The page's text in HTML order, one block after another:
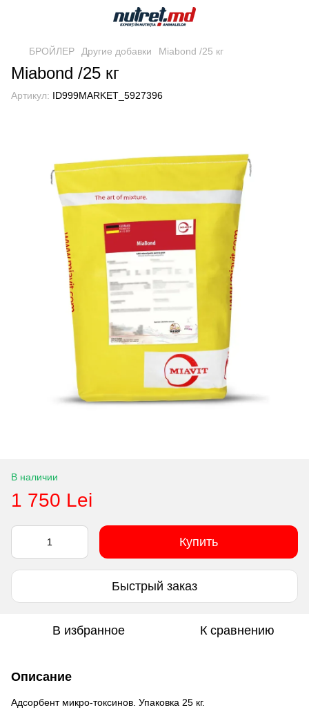
БРОЙЛЕР Другие добавки Miabond /25 кг
Miabond /25 кг
Артикул: ID999MARKET_5927396
В наличии
1 750 Lei
Купить
Быстрый заказ
В избранное К сравнению
Описание
Адсорбент микро-токсинов. Упаковка 25 кг.